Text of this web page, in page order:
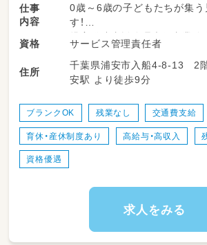
仕事
内容
0歳～6歳の子どもたちが集
す！
児童発達支援管理責任者業務
す☆
サービス管理責任者の資格で
成、
見学対応や契約手続き、請求
仕事です！
大きな愛で子どもたちの成長
いします♪
資格 サービス管理責任者
住所
千葉県浦安市入船4-8-13 2階 JR京葉線 新
安駅 より徒歩9分
ブランクOK 残業なし 交通費支給
育休・産休制度あり 高給与・高収入
資格優遇
求人をみる